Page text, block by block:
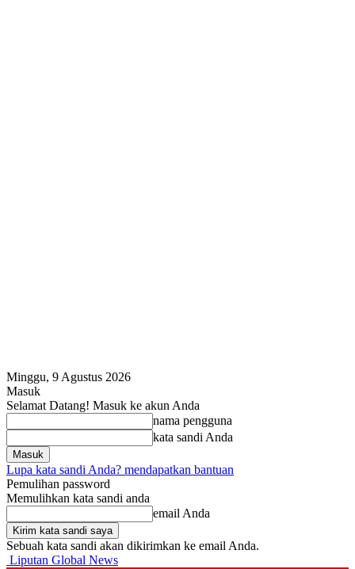
Minggu, 9 Agustus 2026
Masuk
Selamat Datang! Masuk ke akun Anda
nama pengguna
kata sandi Anda
Lupa kata sandi Anda? mendapatkan bantuan
Pemulihan password
Memulihkan kata sandi anda
email Anda
Sebuah kata sandi akan dikirimkan ke email Anda.
Liputan Global News